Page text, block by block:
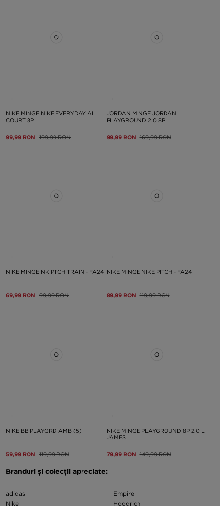
NIKE MINGE NIKE EVERYDAY ALL
COURT 8P
99,99 RON 199,99 RON
JORDAN MINGE JORDAN
PLAYGROUND 2.0 8P
99,99 RON 169,99 RON
NIKE MINGE NK PTCH TRAIN - FA24
69,99 RON 99,99 RON
NIKE MINGE NIKE PITCH - FA24
89,99 RON 119,99 RON
NIKE BB PLAYGRD AMB (5)
59,99 RON 119,99 RON
NIKE MINGE PLAYGROUND 8P 2.0 L
JAMES
79,99 RON 149,99 RON
Branduri și colecții apreciate:
adidas
Nike
Empire
Hoodrich